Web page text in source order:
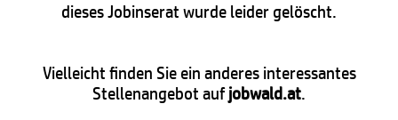
dieses Jobinserat wurde leider gelöscht.
Vielleicht finden Sie ein anderes interessantes
Stellenangebot aufjobwald.at.